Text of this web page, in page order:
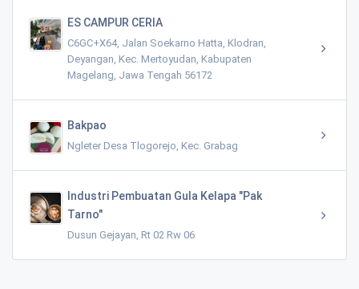
ES CAMPUR CERIA
C6GC+X64, Jalan Soekarno Hatta, Klodran,
Deyangan, Kec. Mertoyudan, Kabupaten
Magelang, Jawa Tengah 56172
Bakpao
Ngleter Desa Tlogorejo, Kec. Grabag
Industri Pembuatan Gula Kelapa "Pak
Tarno"
Dusun Gejayan, Rt 02 Rw 06